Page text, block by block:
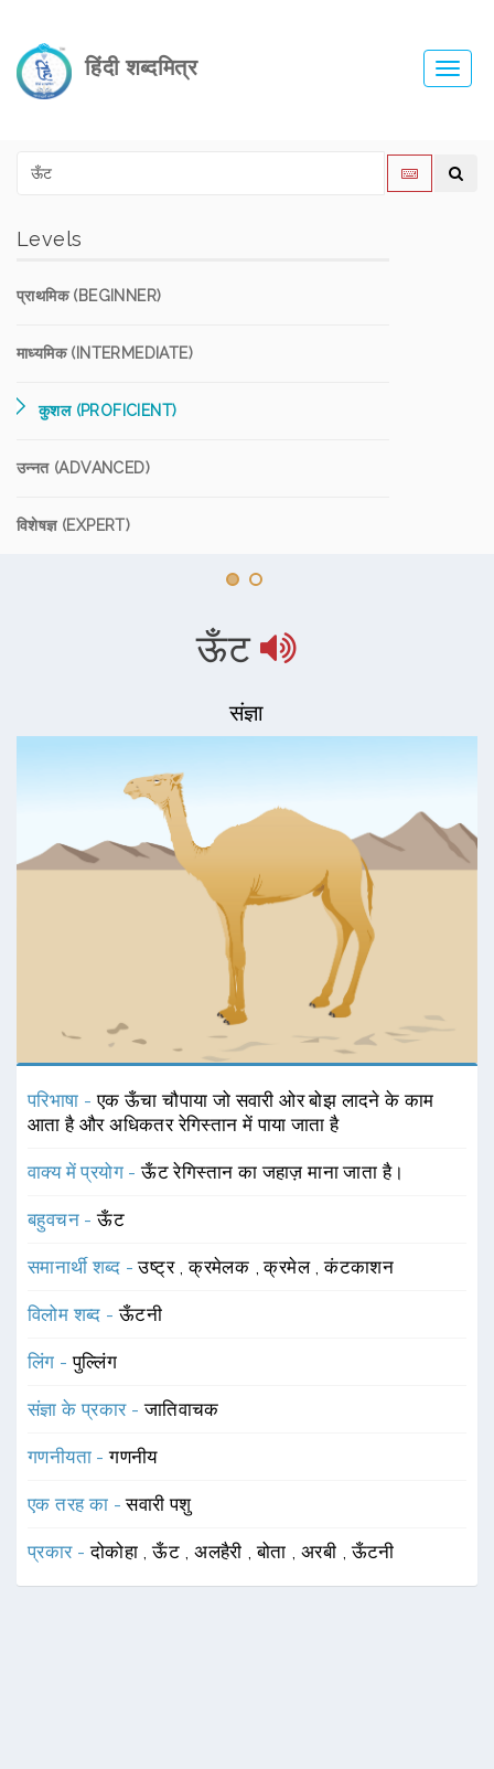
हिंदी शब्दमित्र
Levels
प्राथमिक (BEGINNER)
माध्यमिक (INTERMEDIATE)
कुशल (PROFICIENT)
उन्नत (ADVANCED)
विशेषज्ञ (EXPERT)
ऊँट
संज्ञा
परिभाषा -एक ऊँचा चौपाया जो सवारी ओर बोझ लादने के काम
आता है और अधिकतर रेगिस्तान में पाया जाता है
वाक्य में प्रयोग -ऊँट रेगिस्तान का जहाज़ माना जाता है।
बहुवचन -ऊँट
समानार्थी शब्द -उष्ट्र ,क्रमेलक ,क्रमेल ,कंटकाशन
विलोम शब्द -ऊँटनी
लिंग -पुल्लिंग
संज्ञा के प्रकार -जातिवाचक
गणनीयता -गणनीय
एक तरह का -सवारी पशु
प्रकार -दोकोहा ,ऊँट ,अलहैरी ,बोता ,अरबी ,ऊँटनी